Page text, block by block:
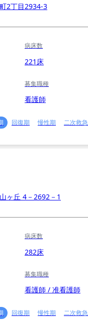
2丁目2934-3
病床数
221床
募集職種
看護師
回復期 慢性期
二次救急
ヶ丘 4－2692－1
病床数
282床
募集職種
看護師 / 准看護師
回復期 慢性期
二次救急